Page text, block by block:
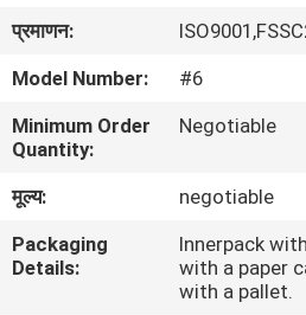
हमारे
में
प्रमाणन:
Model Number:
#6
Minimum Order
Quantity:
Negotiable
मूल्य:
negotiable
Packaging
Details:
Innerpack
with a paper
with a pallet.